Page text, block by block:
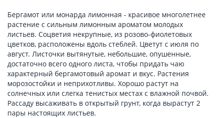
Бергамот или монарда лимонная - красивое многолетнее
растение с сильным лимонным ароматом молодых
листьев. Соцветия некрупные, из розово-фиолетовых
цветков, расположены вдоль стеблей. Цветут с июля по
август. Листочки вытянутые, небольшие, опушенные,
достаточно всего одного листа, чтобы придать чаю
характерный бергамотовый аромат и вкус. Растения
морозостойки и неприхотливы. Хорошо растут на
солнечных или слегка тенистых местах с влажной почвой.
Рассаду высаживать в открытый грунт, когда вырастут 2
пары настоящих листьев.